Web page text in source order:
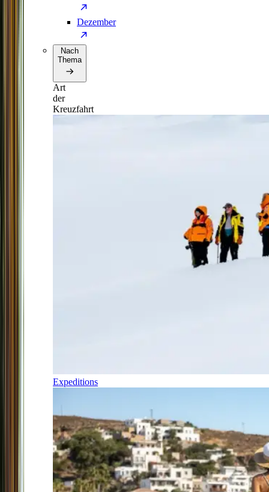
Dezember
Nach
Thema
Art
der
Kreuzfahrt
Expeditions